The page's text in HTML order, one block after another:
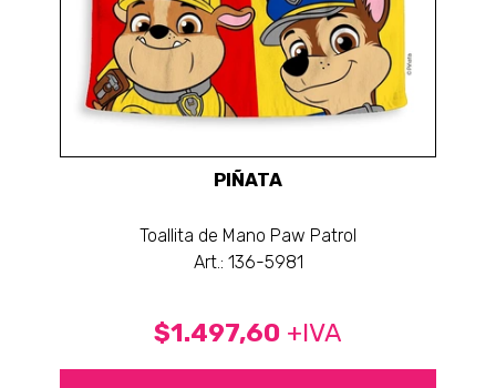
PIÑATA
Toallita de Mano Paw Patrol
Art.: 136-5981
$1.497,60 +IVA